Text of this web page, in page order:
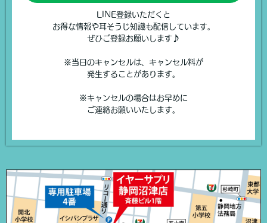
LINE登録いただくと
お得な情報や耳そうじ知識も配信しています。
ぜひご登録お願いします♪
※当日のキャンセルは、キャンセル料が
発生することがあります。
※キャンセルの場合はお早めに
ご連絡お願いいたします。